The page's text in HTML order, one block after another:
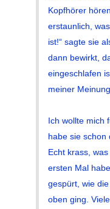
Kopfhörer
erstaunlich,
ist!“ sagte sie
dann bewirkt,
eingeschlafen
meiner
Ich wollte mich
habe sie schon
Echt krass,
ersten Mal
gespürt, wie
oben ging.